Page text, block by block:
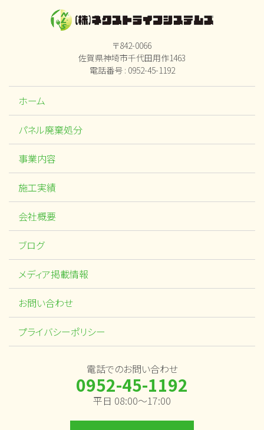
〒842-0066
佐賀県神埼市千代田用作1463
電話番号 : 0952-45-1192
ホーム
パネル廃棄処分
事業内容
施工実績
会社概要
ブログ
メディア掲載情報
お問い合わせ
プライバシーポリシー
電話でのお問い合わせ
0952-45-1192
平日 08:00～17:00